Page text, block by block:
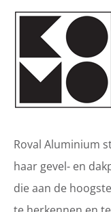
Roval Aluminium
haar gevel- en
die aan de